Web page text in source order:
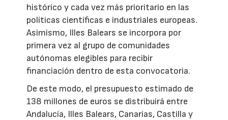
histórico y cada vez más prioritario en las
políticas científicas e industriales europeas.
Asimismo, Illes Balears se incorpora por
primera vez al grupo de comunidades
autónomas elegibles para recibir
financiación dentro de esta convocatoria.
De este modo, el presupuesto estimado de
138 millones de euros se distribuirá entre
Andalucía, Illes Balears, Canarias, Castilla y